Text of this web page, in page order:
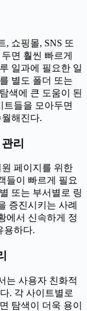
, 쇼핑몰, SNS 또
면 훨씬 빠르게
일과에 필요한 일
별도 폴더 또는
색에 큰 도움이 된
트들을 모아두면
해진다.
리
페이지를 위한
들이 빠르게 필요
또는 부서별로 링
증진시키는 사례
에서 신속하게 정
용하다.
는 사용자 친화적
. 각 사이트별로
탐색이 더욱 용이